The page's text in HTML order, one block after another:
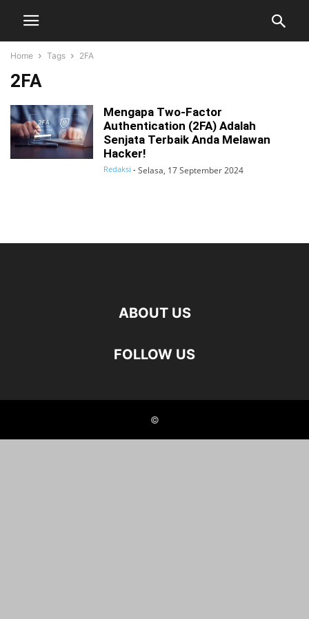
Home Tags 2FA
2FA
Mengapa Two-Factor
Authentication (2FA) Adalah
Senjata Terbaik Anda Melawan
Hacker!
Redaksi - Selasa, 17 September 2024
ABOUT US
FOLLOW US
©